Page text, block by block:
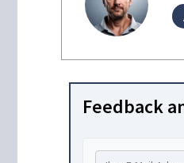
Feedback